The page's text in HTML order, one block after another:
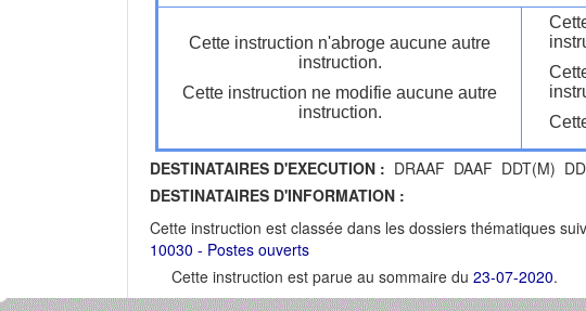
Cette instruction n'abroge aucune autre
instruction.
Cette instruction ne modifie aucune autre
instruction.
DESTINATAIRES D'EXECUTION : DRAAF DAAF DDT(M)
DESTINATAIRES D'INFORMATION :
Cette instruction est classée dans les dossiers thématiques
10030 - Postes ouverts
Cette instruction est parue au sommaire du 23-07-2020.